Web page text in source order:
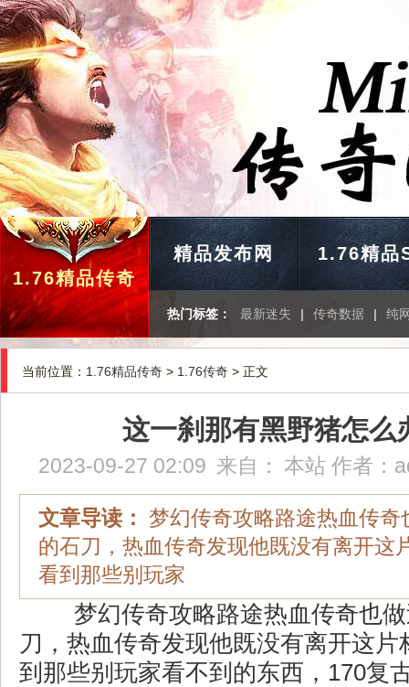
1.76精品传奇
精品发布网 1.76精品
热门标签： 最新迷失 | 传奇数据 | 纯
当前位置： 1.76精品传奇 > 1.76传奇 > 正文
这一刹那有黑野猪怎么
2023-09-27 02:09 来自： 本站 作者：
文章导读： 梦幻传奇攻略路途热血传奇
的石刀，热血传奇发现他既没有离开这
看到那些别玩家
梦幻传奇攻略路途热血传奇也
刀，热血传奇发现他既没有离开这片
到那些别玩家看不到的东西，170复